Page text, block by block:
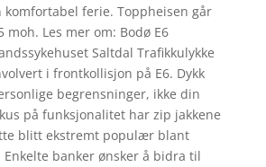
komfortabel ferie. Toppheisen går
moh. Les mer om: Bodø E6
Saltdal Trafikkulykke
i frontkollisjon på E6. Dykk
begrensninger, ikke din
på funksjonalitet har zip jakkene
blitt ekstremt populær blant
banker ønsker å bidra til